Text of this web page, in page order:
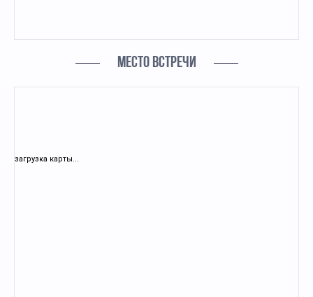
МЕСТО ВСТРЕЧИ
загрузка карты...